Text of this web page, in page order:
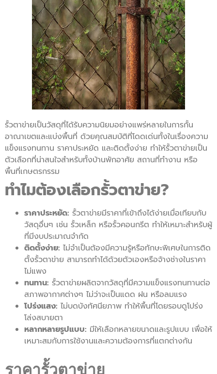
รั้วตาข่ายเป็นวัสดุที่ได้รับความนิยมอย่างแพร่หลายในการกั้น
อาณาเขตและแบ่งพื้นที่ ด้วยคุณสมบัติที่โดดเด่นทั้งในเรื่องความ
แข็งแรงทนทาน ราคาประหยัด และติดตั้งง่าย ทำให้รั้วตาข่ายเป็น
ตัวเลือกที่น่าสนใจสำหรับทั้งบ้านพักอาศัย สถานที่ทำงาน หรือ
พื้นที่เกษตรกรรม
ทำไมต้องเลือกรั้วตาข่าย?
ราคาประหยัด: รั้วตาข่ายมีราคาที่เข้าถึงได้ง่ายเมื่อเทียบกับ
วัสดุอื่นๆ เช่น รั้วเหล็ก หรือรั้วคอนกรีต ทำให้เหมาะสำหรับผู้
ที่มีงบประมาณจำกัด
ติดตั้งง่าย: ไม่จำเป็นต้องมีความรู้หรือทักษะพิเศษในการติด
ตั้งรั้วตาข่าย สามารถทำได้ด้วยตัวเองหรือจ้างช่างในราคา
ไม่แพง
ทนทาน: รั้วตาข่ายผลิตจากวัสดุที่มีความแข็งแรงทนทานต่อ
สภาพอากาศต่างๆ ไม่ว่าจะเป็นแดด ฝน หรือลมแรง
โปร่งแสง: ไม่บดบังทัศนียภาพ ทำให้พื้นที่โดยรอบดูโปร่ง
โล่งสบายตา
หลากหลายรูปแบบ: มีให้เลือกหลายขนาดและรูปแบบ เพื่อให้
เหมาะสมกับการใช้งานและความต้องการที่แตกต่างกัน
ราคารั้วตาข่าย